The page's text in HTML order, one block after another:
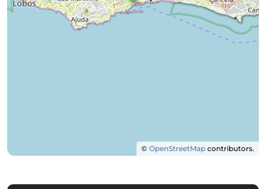
© OpenStreetMap contributors.